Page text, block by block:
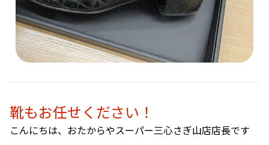
靴もお任せください！
こんにちは、おたからやスーパー三心さぎ山店店長です